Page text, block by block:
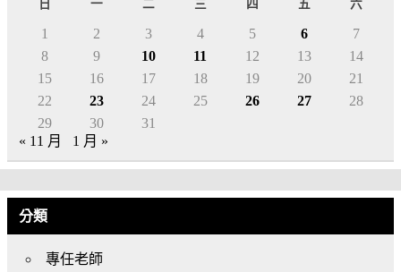
日 一 二 三 四 五 六
1 2 3 4 5 6
7
8
9 10 11 12 13
14
15
16 17 18 19 20
21
22
23 24 25 26 27
28
29
30
31
« 11 月
1 月 »
分類
專任老師